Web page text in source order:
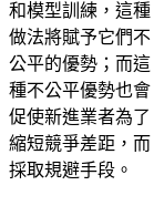
和模型訓練，這種
做法將賦予它們不
公平的優勢；而這
種不公平優勢也會
促使新進業者為了
縮短競爭差距，而
採取規避手段。